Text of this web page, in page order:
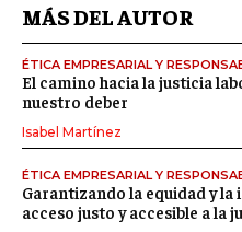
MÁS DEL AUTOR
ÉTICA EMPRESARIAL Y
El camino hacia la justicia
nuestro deber
Isabel Martínez
ÉTICA EMPRESARIAL Y
Garantizando la equidad y la
acceso justo y accesible a la